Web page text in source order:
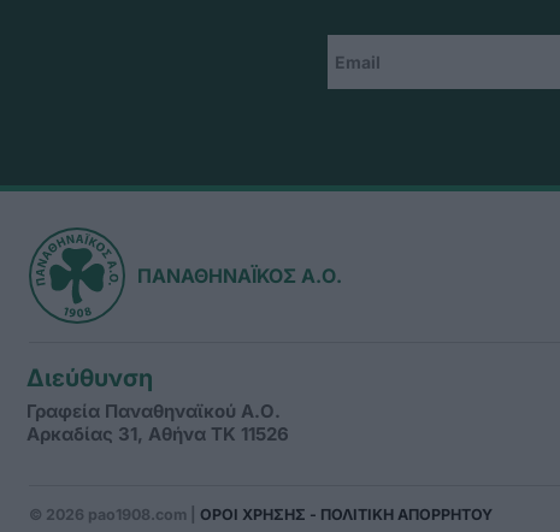
ΠΑΝΑΘΗΝΑΪΚΟΣ Α.Ο.
Διεύθυνση
Γραφεία Παναθηναϊκού Α.Ο.
Αρκαδίας 31, Αθήνα ΤΚ 11526
© 2026 pao1908.com | ΟΡΟΙ ΧΡΗΣΗΣ - ΠΟΛΙΤΙΚΗ ΑΠΟΡΡΗΤΟΥ